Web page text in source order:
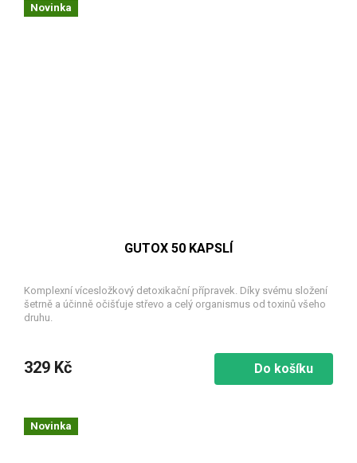
Novinka
GUTOX 50 KAPSLÍ
Komplexní vícesložkový detoxikační přípravek. Díky svému složení
šetrně a účinně očišťuje střevo a celý organismus od toxinů všeho
druhu.
329 Kč Do košíku
Novinka